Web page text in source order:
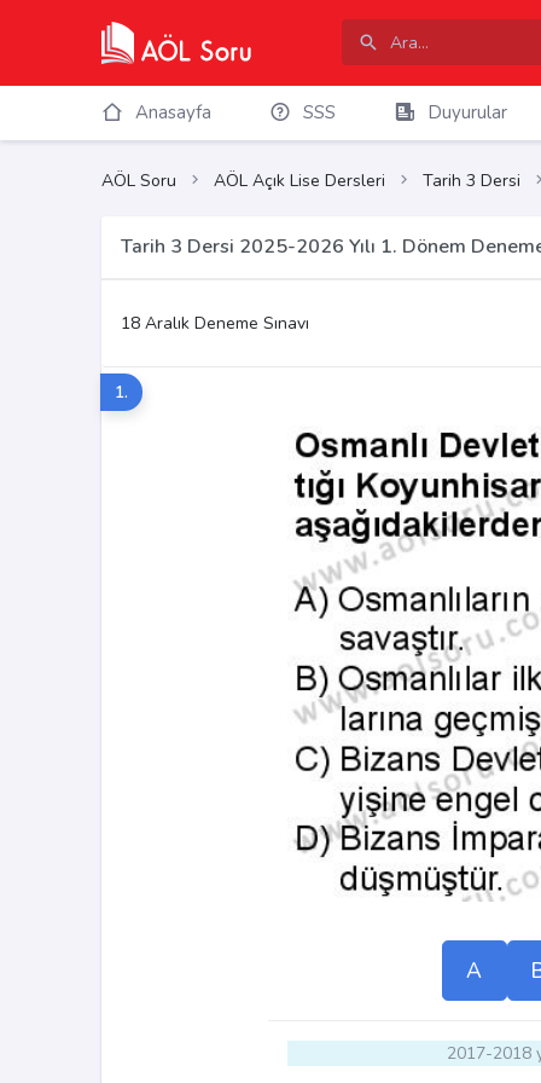
Anasayfa SSS Duyurular
AÖL Soru AÖL Açık Lise Dersleri Tarih 3 Dersi
Tarih 3 Dersi 2025-2026 Yılı 1. Dönem
18 Aralık Deneme Sınavı
1.
A
2017-2018